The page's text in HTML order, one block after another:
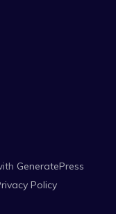
GeneratePress
Policy